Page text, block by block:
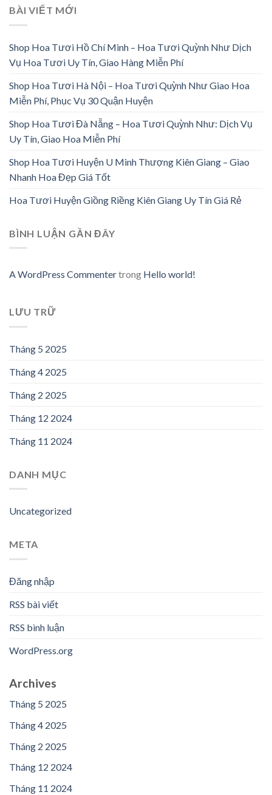
BÀI VIẾT MỚI
Shop Hoa Tươi Hồ Chí Minh – Hoa Tươi Quỳnh Như Dịch
Vụ Hoa Tươi Uy Tín, Giao Hàng Miễn Phí
Shop Hoa Tươi Hà Nội – Hoa Tươi Quỳnh Như Giao Hoa
Miễn Phí, Phục Vụ 30 Quận Huyện
Shop Hoa Tươi Đà Nẵng – Hoa Tươi Quỳnh Như: Dịch Vụ
Uy Tín, Giao Hoa Miễn Phí
Shop Hoa Tươi Huyện U Minh Thượng Kiên Giang – Giao
Nhanh Hoa Đẹp Giá Tốt
Hoa Tươi Huyện Giồng Riềng Kiên Giang Uy Tín Giá Rẻ
BÌNH LUẬN GẦN ĐÂY
A WordPress Commentertrong Hello world!
LƯU TRỮ
Tháng 5 2025
Tháng 4 2025
Tháng 2 2025
Tháng 12 2024
Tháng 11 2024
DANH MỤC
Uncategorized
META
Đăng nhập
RSS bài viết
RSS bình luận
WordPress.org
Archives
Tháng 5 2025
Tháng 4 2025
Tháng 2 2025
Tháng 12 2024
Tháng 11 2024